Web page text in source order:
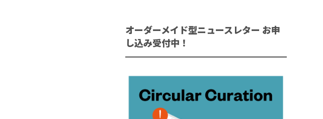
オーダーメイド型ニュースレター お申
し込み受付中！